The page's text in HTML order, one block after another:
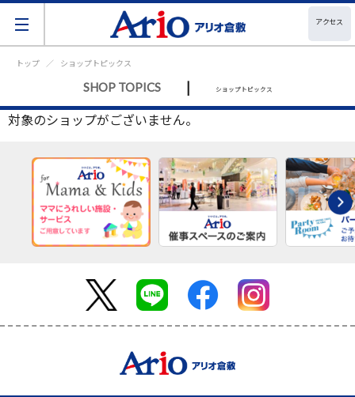
アクセス
トップ ショップトピックス
SHOP TOPICS | ショップトピックス
対象のショップがございません。